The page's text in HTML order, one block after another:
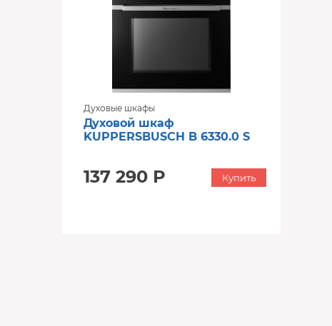
Духовые шкафы
Духовой шкаф
KUPPERSBUSCH B 6330.0 S
137 290 Р Купить